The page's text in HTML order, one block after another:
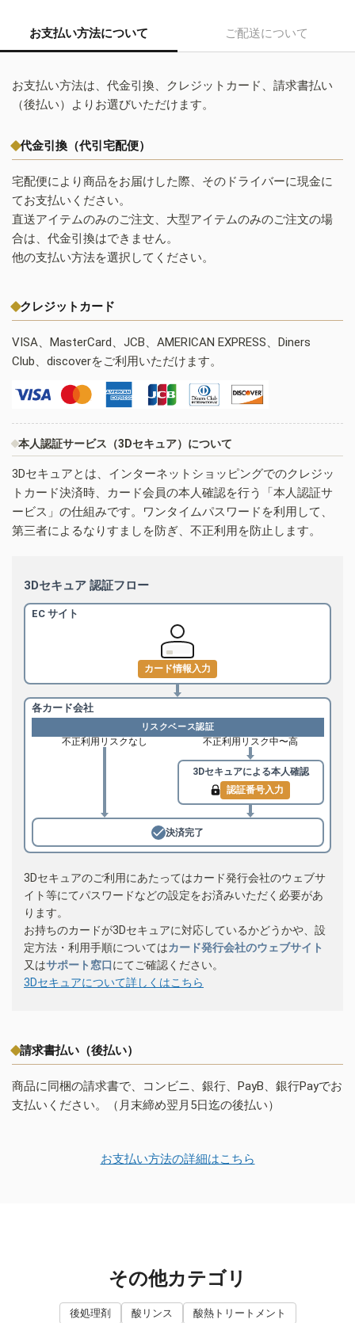
お支払い方法について ご配送について
お支払い方法は、代金引換、クレジットカード、請求書払い
（後払い）よりお選びいただけます。
代金引換（代引宅配便）
宅配便により商品をお届けした際、そのドライバーに現金に
てお支払いください。
直送アイテムのみのご注文、大型アイテムのみのご注文の場
合は、代金引換はできません。
他の支払い方法を選択してください。
クレジットカード
VISA、MasterCard、JCB、AMERICAN EXPRESS、Diners
Club、discoverをご利用いただけます。
本人認証サービス（3Dセキュア）について
3Dセキュアとは、インターネットショッピングでのクレジッ
トカード決済時、カード会員の本人確認を行う「本人認証サ
ービス」の仕組みです。ワンタイムパスワードを利用して、
第三者によるなりすましを防ぎ、不正利用を防止します。
3Dセキュア 認証フロー
EC サイト
カード情報入力
各カード会社
リスクベース認証
不正利用リスクなし 不正利用リスク中〜高
3Dセキュアによる本人確認
認証番号入力
決済完了
3Dセキュアのご利用にあたってはカード発行会社のウェブサ
イト等にてパスワードなどの設定をお済みいただく必要があ
ります。
お持ちのカードが3Dセキュアに対応しているかどうかや、設
定方法・利用手順についてはカード発行会社のウェブサイト
又はサポート窓口にてご確認ください。
3Dセキュアについて詳しくはこちら
請求書払い（後払い）
商品に同梱の請求書で、コンビニ、銀行、PayB、銀行Payでお
支払いください。（月末締め翌月5日迄の後払い）
お支払い方法の詳細はこちら
その他カテゴリ
後処理剤 酸リンス 酸熱トリートメント